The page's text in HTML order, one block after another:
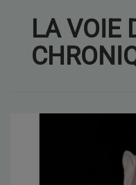
LA VOIE